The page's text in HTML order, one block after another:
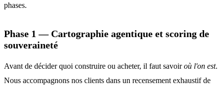
phases.
Phase 1 — Cartographie agentique et scoring de
souveraineté
Avant de décider quoi construire ou acheter, il faut savoiroù l'on est.
Nous accompagnons nos clients dans un recensement exhaustif de